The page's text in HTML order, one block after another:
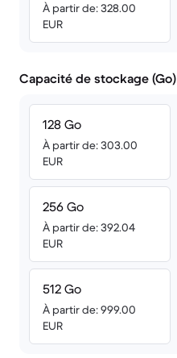
À partir de: 328.00
EUR
Capacité de stockage (Go)
128 Go
À partir de: 303.00
EUR
256 Go
À partir de: 392.04
EUR
512 Go
À partir de: 999.00
EUR